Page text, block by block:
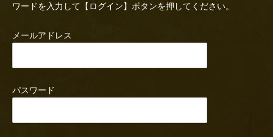
ワードを入力して【ログイン】ボタンを押してください。
メールアドレス
パスワード